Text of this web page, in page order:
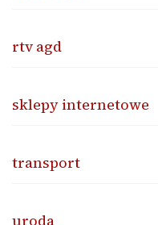
rtv agd
sklepy internetowe
transport
uroda